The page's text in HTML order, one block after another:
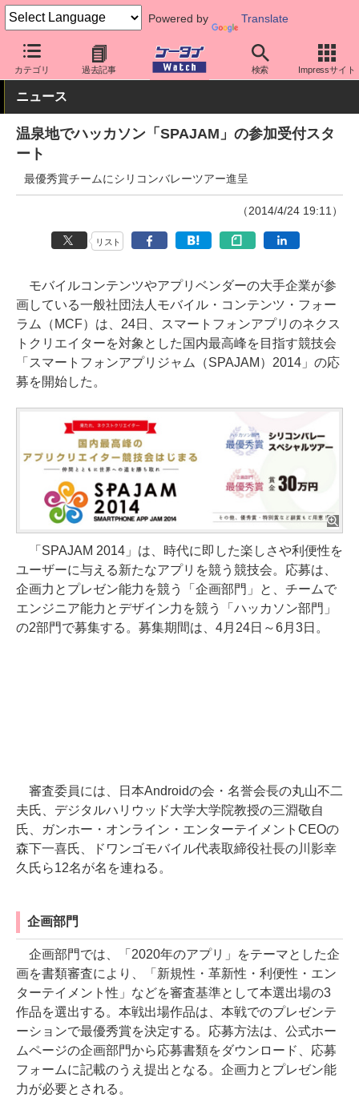
Powered by Translate
カテゴリ 過去記事 検索 Impressサイト
ケータイ Watch 業界動向 その他
ニュース
温泉地でハッカソン「SPAJAM」の参加受付スタ
ート
最優秀賞チームにシリコンバレーツアー進呈
（2014/4/24 19:11）
リスト
モバイルコンテンツやアプリベンダーの大手企業が参
画している一般社団法人モバイル・コンテンツ・フォー
ラム（MCF）は、24日、スマートフォンアプリのネクス
トクリエイターを対象とした国内最高峰を目指す競技会
「スマートフォンアプリジャム（SPAJAM）2014」の応
募を開始した。
「SPAJAM 2014」は、時代に即した楽しさや利便性を
ユーザーに与える新たなアプリを競う競技会。応募は、
企画力とプレゼン能力を競う「企画部門」と、チームで
エンジニア能力とデザイン力を競う「ハッカソン部門」
の2部門で募集する。募集期間は、4月24日～6月3日。
審査委員には、日本Androidの会・名誉会長の丸山不二
夫氏、デジタルハリウッド大学大学院教授の三淵敬自
氏、ガンホー・オンライン・エンターテイメントCEOの
森下一喜氏、ドワンゴモバイル代表取締役社長の川影幸
久氏ら12名が名を連ねる。
企画部門
企画部門では、「2020年のアプリ」をテーマとした企
画を書類審査により、「新規性・革新性・利便性・エン
ターテイメント性」などを審査基準として本選出場の3
作品を選出する。本戦出場作品は、本戦でのプレゼンテ
ーションで最優秀賞を決定する。応募方法は、公式ホー
ムページの企画部門から応募書類をダウンロード、応募
フォームに記載のうえ提出となる。企画力とプレゼン能
力が必要とされる。